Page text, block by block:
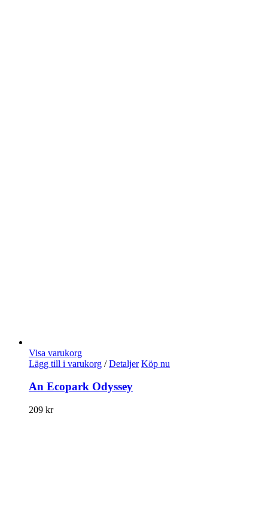
Visa varukorg
Lägg till i varukorg / Detaljer Köp nu
An Ecopark Odyssey
209 kr